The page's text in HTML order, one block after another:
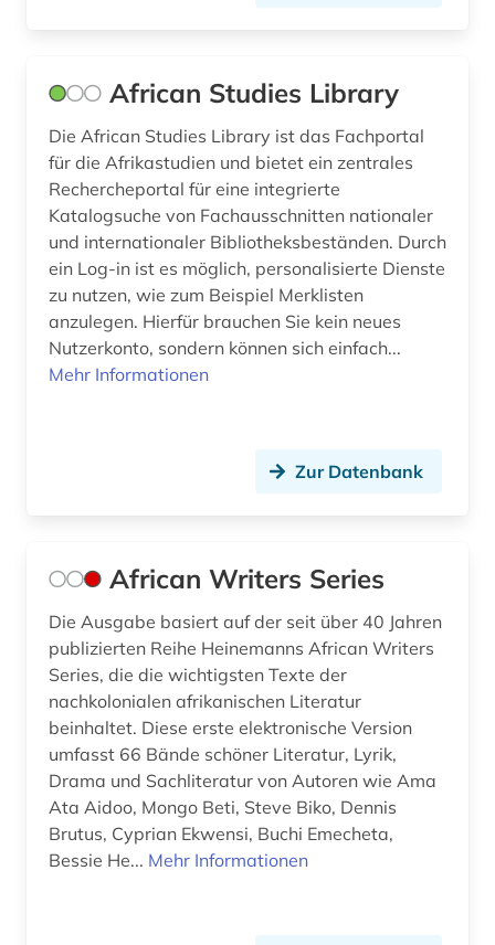
geoffrey (3)
geoffrey general prologue (1)
geoffrey the wife of bath´s tale (1)
geografie (1)
geowissenschaften (1)
geschichte (54)
geschichte &lt;1492-1895&gt; (1)
geschichte &lt;1550-1921&gt; (1)
geschichte &lt;1731-1869&gt; (1)
geschichte &lt;1801-1819&gt; (1)
geschichte &lt;600-1900&gt; (1)
African Studies Library
Die African Studies Library ist das Fachportal
für die Afrikastudien und bietet ein zentrales
Rechercheportal für eine integrierte
Katalogsuche von Fachausschnitten nationaler
und internationaler Bibliotheksbeständen. Durch
ein Log-in ist es möglich, personalisierte Dienste
zu nutzen, wie zum Beispiel Merklisten
anzulegen. Hierfür brauchen Sie kein neues
Nutzerkonto, sondern können sich einfach...
Mehr Informationen
Zur Datenbank
African Writers Series
Die Ausgabe basiert auf der seit über 40 Jahren
publizierten Reihe Heinemanns African Writers
Series, die die wichtigsten Texte der
nachkolonialen afrikanischen Literatur
beinhaltet. Diese erste elektronische Version
umfasst 66 Bände schöner Literatur, Lyrik,
Drama und Sachliteratur von Autoren wie Ama
Ata Aidoo, Mongo Beti, Steve Biko, Dennis
Brutus, Cyprian Ekwensi, Buchi Emecheta,
Bessie He... Mehr Informationen